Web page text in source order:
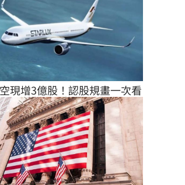
現增3億股！認股規畫一次看